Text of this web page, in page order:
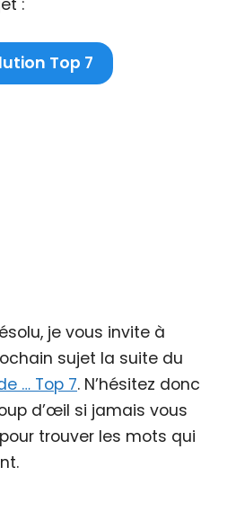
:
Top 7
je vous invite à
sujet la suite du
… Top 7. N’hésitez donc
d’œil si jamais vous
trouver les mots qui